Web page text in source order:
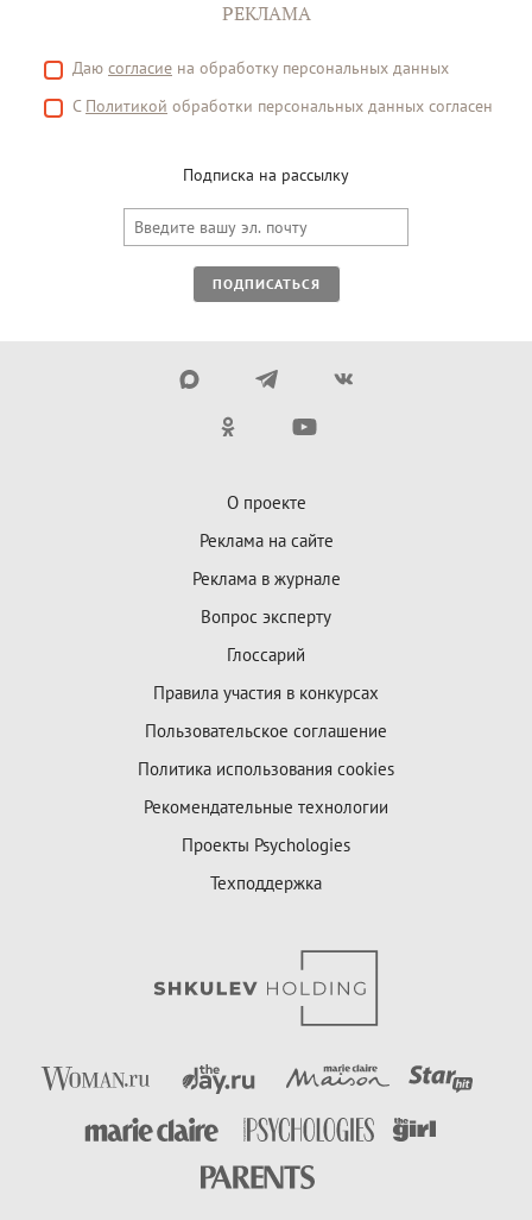
РЕКЛАМА
Даю согласие на обработку персональных данных
С Политикой обработки персональных данных согласен
Подписка на рассылку
ПОДПИСАТЬСЯ
О проекте
Реклама на сайте
Реклама в журнале
Вопрос эксперту
Глоссарий
Правила участия в конкурсах
Пользовательское соглашение
Политика использования cookies
Рекомендательные технологии
Проекты Psychologies
Техподдержка